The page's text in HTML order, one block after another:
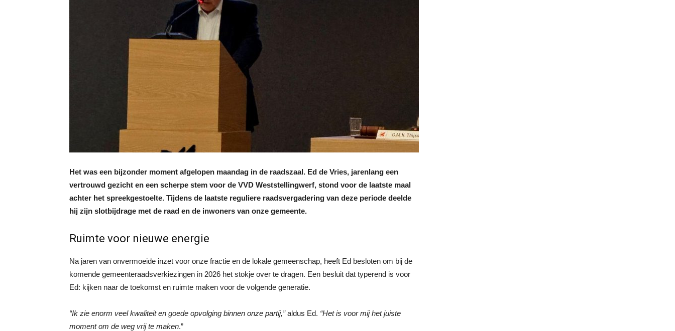
Het was een bijzonder moment afgelopen maandag in de raadszaal. Ed de Vries, jarenlang een
vertrouwd gezicht en een scherpe stem voor de VVD Weststellingwerf, stond voor de laatste maal
achter het spreekgestoelte. Tijdens de laatste reguliere raadsvergadering van deze periode deelde
hij zijn slotbijdrage met de raad en de inwoners van onze gemeente.
Ruimte voor nieuwe energie
Na jaren van onvermoeide inzet voor onze fractie en de lokale gemeenschap, heeft Ed besloten om bij de
komende gemeenteraadsverkiezingen in 2026 het stokje over te dragen. Een besluit dat typerend is voor
Ed: kijken naar de toekomst en ruimte maken voor de volgende generatie.
“Ik zie enorm veel kwaliteit en goede opvolging binnen onze partij,”aldus Ed. “Het is voor mij het juiste
moment om de weg vrij te maken.”